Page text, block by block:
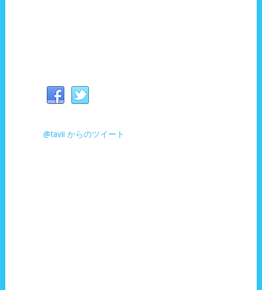
@tavii からのツイート